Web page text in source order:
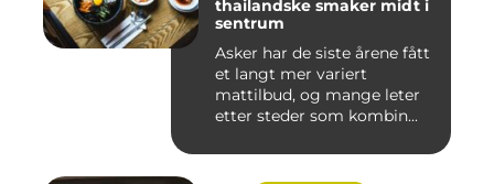
thailandske smaker midt i
sentrum
Asker har de siste årene fått
et langt mer variert
mattilbud, og mange leter
etter steder som kombin...